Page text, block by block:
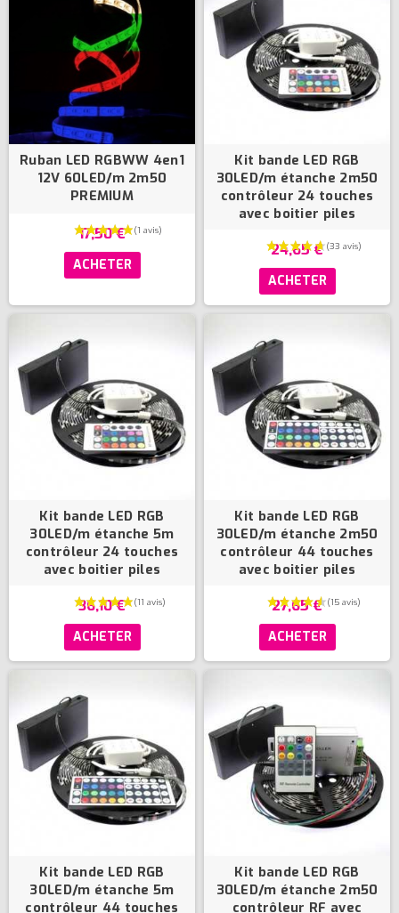
Ruban LED RGBWW 4en1
12V 60LED/m 2m50
PREMIUM
17,50 €
ACHETER
Kit bande LED RGB
30LED/m étanche 2m50
contrôleur 24 touches
avec boitier piles
24,65 €
ACHETER
Kit bande LED RGB
30LED/m étanche 5m
contrôleur 24 touches
avec boitier piles
36,10 €
ACHETER
Kit bande LED RGB
30LED/m étanche 2m50
contrôleur 44 touches
avec boitier piles
27,65 €
ACHETER
Kit bande LED RGB
30LED/m étanche 5m
contrôleur 44 touches
Kit bande LED RGB
30LED/m étanche 2m50
contrôleur RF avec